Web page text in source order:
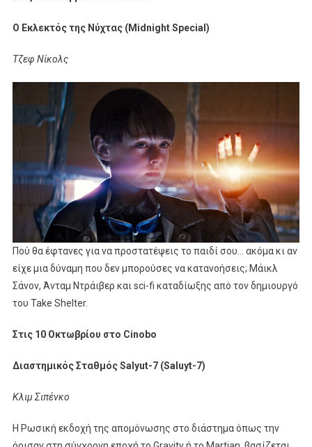
Ο Εκλεκτός της Νύχτας (Midnight Special)
Τζεφ Νίκολς
Πού θα έφτανες για να προστατέψεις το παιδί σου… ακόμα κι αν
είχε μια δύναμη που δεν μπορούσες να κατανοήσεις; Μάικλ
Σάνον, Άνταμ Ντράιβερ και sci-fi καταδίωξης από τον δημιουργό
του Take Shelter.
Στις 10 Οκτωβρίου στο Cinobo
Διαστημικός Σταθμός Salyut-7 (Saluyt-7)
Κλιμ Σιπένκο
H Ρωσική εκδοχή της απομόνωσης στο διάστημα όπως την